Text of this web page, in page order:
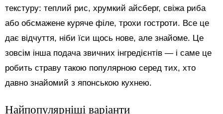
текстуру: теплий рис, хрумкий айсберг, свіжа риба
або обсмажене куряче філе, трохи гостроти. Все це
дає відчуття, ніби їси щось нове, але знайоме. Це
зовсім інша подача звичних інгредієнтів — і саме це
робить страву такою популярною серед тих, хто
давно знайомий з японською кухнею.
Найпопулярніші варіанти